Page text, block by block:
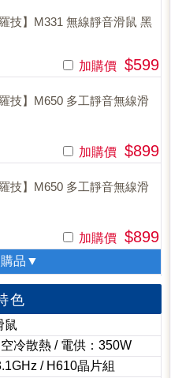
羅技】M331 無線靜音滑鼠 黑
加購價 $599
羅技】M650 多工靜音無線滑
加購價 $899
羅技】M650 多工靜音無線滑
加購價 $899
品▼
色
鼠
冷散熱 / 電供：350W
/ H610晶片組